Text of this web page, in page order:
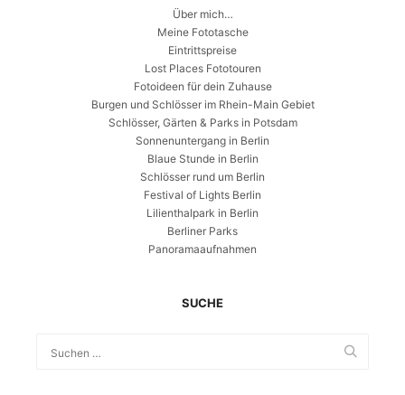
Über mich…
Meine Fototasche
Eintrittspreise
Lost Places Fototouren
Fotoideen für dein Zuhause
Burgen und Schlösser im Rhein-Main Gebiet
Schlösser, Gärten & Parks in Potsdam
Sonnenuntergang in Berlin
Blaue Stunde in Berlin
Schlösser rund um Berlin
Festival of Lights Berlin
Lilienthalpark in Berlin
Berliner Parks
Panoramaaufnahmen
SUCHE